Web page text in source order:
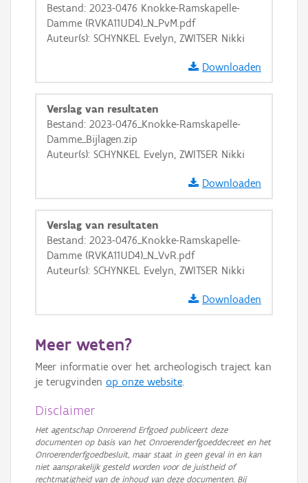
+ −
Basis Lagen
OSM-Basiskaart
GRB-Basiskaart
GRB-Basiskaart in grijswaarden
Bestand: 2023-0476 Knokke-Ramskapelle-
Damme (RVKA11UD4)_N_PvM.pdf
Auteur(s): SCHYNKEL Evelyn, ZWITSER Nikki
Downloaden
Verslag van resultaten
Bestand: 2023-0476_Knokke-Ramskapelle-
Damme_Bijlagen.zip
Auteur(s): SCHYNKEL Evelyn, ZWITSER Nikki
Downloaden
Verslag van resultaten
Bestand: 2023-0476_Knokke-Ramskapelle-
Damme (RVKA11UD4)_N_VvR.pdf
Auteur(s): SCHYNKEL Evelyn, ZWITSER Nikki
Downloaden
Meer weten?
Meer informatie over het archeologisch traject kan
je terugvinden op onze website.
Disclaimer
Het agentschap Onroerend Erfgoed publiceert deze
documenten op basis van het Onroerenderfgoeddecreet en het
Onroerenderfgoedbesluit, maar staat in geen geval in en kan
niet aansprakelijk gesteld worden voor de juistheid of
rechtmatigheid van de inhoud van deze documenten. Bij